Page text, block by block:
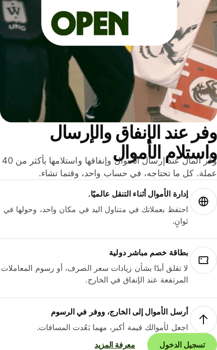
عند الإنفاق والإرسال
الأموال
وفّر المال عند إرسال الأموال وإنفاقها واستلامها بأكثر من 40
كل ما تحتاجه، في حساب واحد، وقتما تشاء.
إدارة الأموال أثناء التنقل عالميًا.
احتفظ بعملاتك في متناول اليد في مكان واحد، وحولها في
ثوانٍ.
بطاقة خصم مباشر دولية
لا تقلق أبدًا بشأن زيادات سعر الصرف، أو رسوم المعاملات
المرتفعة عند الإنفاق في الخارج.
أرسل الأموال إلى الخارج، ووفر في الرسوم
اجعل لأموالك قيمة أكبر، مهما بَعُدت المسافات.
تسجيل الدخول
معرفة المزيد